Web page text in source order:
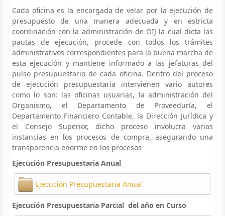
Cada oficina es la encargada de velar por la ejecución de
presupuesto de una manera adecuada y en estricta
coordinación con la administración de OIJ la cual dicta las
pautas de ejecución, procede con todos los trámites
administrativos correspondientes para la buena marcha de
esta ejecución y mantiene informado a las jefaturas del
pulso presupuestario de cada oficina. Dentro del proceso
de ejecución presupuestaria intervienen vario autores
como lo son: las oficinas usuarias, la administración del
Organismo, el Departamento de Proveeduría, el
Departamento Financiero Contable, la Dirección Jurídica y
el Consejo Superior, dicho proceso involucra varias
instancias en los procesos de compra, asegurando una
transparencia enorme en los procesos
Ejecución Presupuestaria Anual
Ejecución Presupuestaria Anual
Ejecución Presupuestaria Parcial del año en Curso